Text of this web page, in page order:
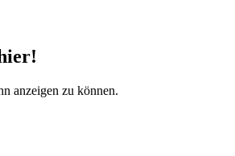
anzeigen zu können.